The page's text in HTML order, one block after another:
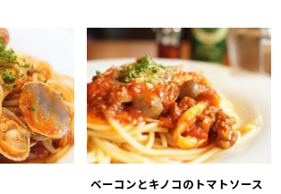
ベーコンとキノコのトマトソース